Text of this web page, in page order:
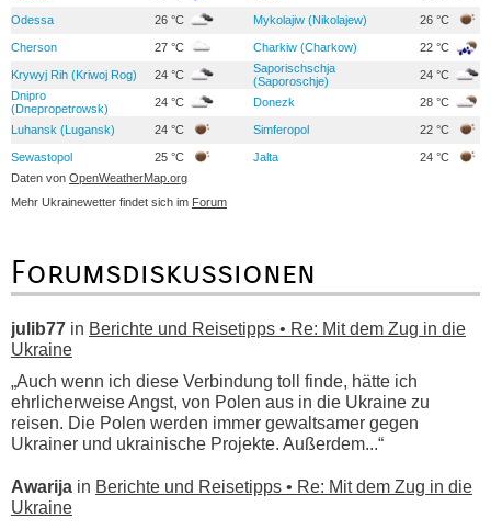
Odessa 26 °C Mykolajiw (Nikolajew) 26 °C
Cherson 27 °C Charkiw (Charkow) 22 °C
Krywyj Rih (Kriwoj Rog) 24 °C
Saporischschja
(Saporoschje)
24 °C
Dnipro
(Dnepropetrowsk)
24 °C Donezk 28 °C
Luhansk (Lugansk) 24 °C Simferopol 22 °C
Sewastopol 25 °C Jalta
24 °C
Daten von OpenWeatherMap.org
Mehr Ukrainewetter findet sich im Forum
Forumsdiskussionen
julib77 in Berichte und Reisetipps • Re: Mit dem Zug in die
Ukraine
„Auch wenn ich diese Verbindung toll finde, hätte ich
ehrlicherweise Angst, von Polen aus in die Ukraine zu
reisen. Die Polen werden immer gewaltsamer gegen
Ukrainer und ukrainische Projekte. Außerdem...“
Awarija in Berichte und Reisetipps • Re: Mit dem Zug in die
Ukraine